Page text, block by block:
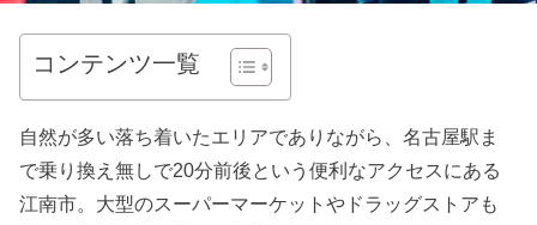
コンテンツ一覧
自然が多い落ち着いたエリアでありながら、名古屋駅ま
で乗り換え無しで20分前後という便利なアクセスにある
江南市。大型のスーパーマーケットやドラッグストアも